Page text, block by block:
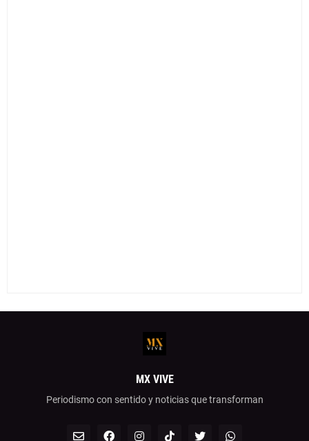
MX VIVE
Periodismo con sentido y noticias que transforman